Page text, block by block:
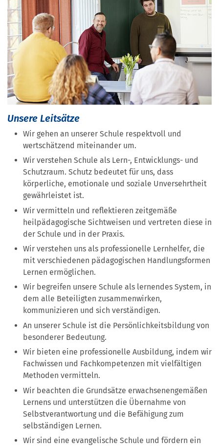
Unsere Leitsätze
Wir gehen an unserer Schule respektvoll und
wertschätzend miteinander um.
Wir verstehen Schule als Lern-, Entwicklungs- und
Schutzraum. Schutz bedeutet für uns, dass
körperliche, emotionale und soziale Unversehrtheit
gewährleistet ist.
Wir vermitteln und reflektieren zeitgemäße
heilpädagogische Sichtweisen und vertreten diese in
der Schule und in der Praxis.
Wir verstehen uns als professionelle Lernhelfer, die
mit verschiedenen pädagogischen Handlungsformen
Lernen ermöglichen.
Wir begreifen unsere Schule als lernendes System, in
dem alle Beteiligten zusammenwirken,
kommunizieren und sich verständigen.
An unserer Schule ist die Persönlichkeitsbildung von
besonderer Bedeutung.
Wir bieten eine professionelle Ausbildung, indem wir
Fachwissen und Fachkompetenzen mit vielfältigen
Methoden vermitteln.
Wir beachten die Grundsätze erwachsenengemäßen
Lernens und unterstützen die Übernahme von
Selbstverantwortung und die Befähigung zum
selbständigen Lernen.
Wir sind eine evangelische Schule und fördern ein